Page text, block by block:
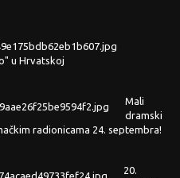
u Hrvatskoj
Mali
dramski
radionicama 24. septembra!
20.